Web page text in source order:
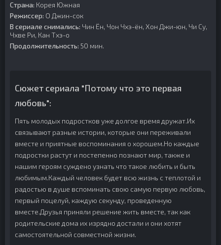
Страна: Корея Южная
Режиссер: О Джин-сок
В сериале снимались: Чин Ён, Чон Чхэ-ён, Хон Джи-юн, Чи Су,
Чхве Ри, Кан Тхэ-о
Продолжительность: 50 мин.
Сюжет сериала "Потому что это первая
любовь":
Пять молодых подростков уже долгое время дружат.Их
связывают разные истории, которые они переживали
вместе и приятные воспоминания о хорошем.Но каждые
подростки растут и постепенно познают мир, также и
нашим героям суждено узнать что такое любить и быть
любимым.Каждый человек будет всю жизнь с теплотой и
радостью в душе вспоминать свою самую первую любовь,
первый поцелуй, каждую секунду, проведенную
вместе.Друзья приняли решение жить вместе, так как
родительские дома их изрядно достали и они хотят
самостоятельной совместной жизни.